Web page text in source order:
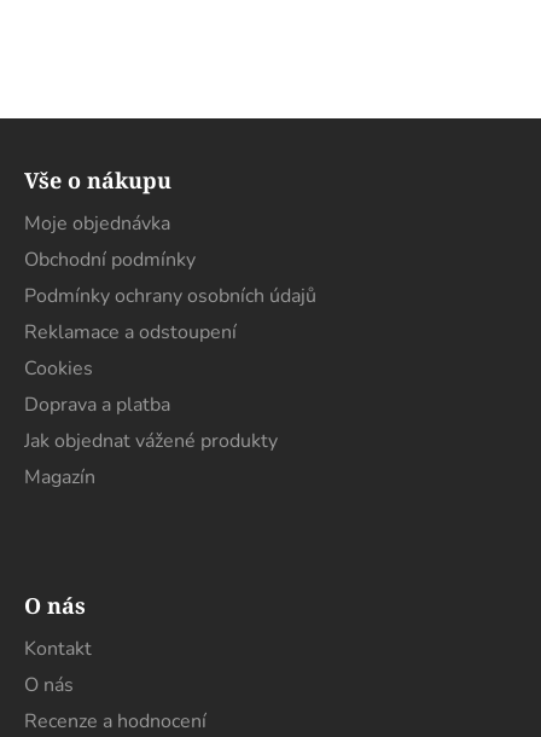
Vše o nákupu
Moje objednávka
Obchodní podmínky
Podmínky ochrany osobních údajů
Reklamace a odstoupení
Cookies
Doprava a platba
Jak objednat vážené produkty
Magazín
O nás
Kontakt
O nás
Recenze a hodnocení